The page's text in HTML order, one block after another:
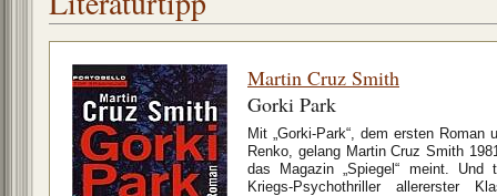
Martin Cruz Smith
Gorki Park
Mit „Gorki-Park“, dem ersten
Renko, gelang Martin Cruz Smith
das Magazin „Spiegel“ meint.
Kriegs-Psychothriller allererster